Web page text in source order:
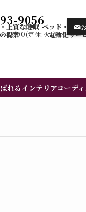
上質な睡眠
の提案
ベッド・カー
電動化サー
れるインテリアコーデ
9056
18:00(定休:火・水)